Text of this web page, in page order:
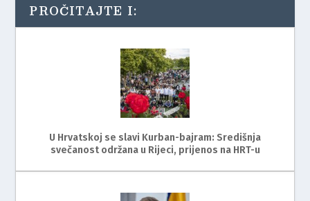
PROČITAJTE I:
U Hrvatskoj se slavi Kurban-bajram: Središnja
svečanost održana u Rijeci, prijenos na HRT-u